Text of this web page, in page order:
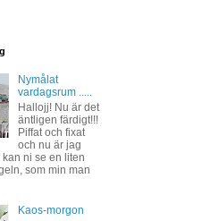
Nymålat
vardagsrum .....
Hallojj! Nu är det
äntligen färdigt!!!
Piffat och fixat
och nu är jag
ni se en liten
som min man
Kaos-morgon